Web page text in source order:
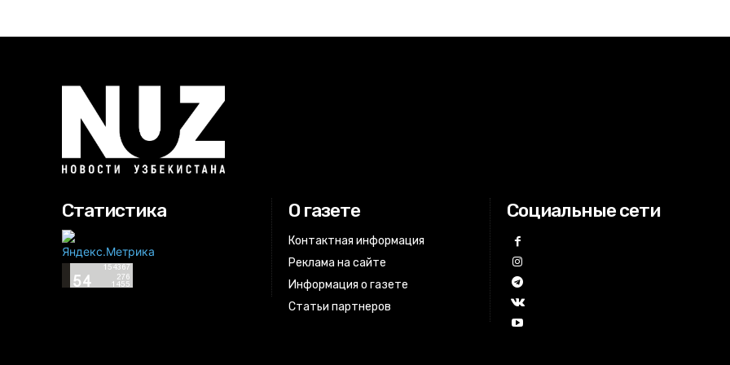
Статистика О газете
Контактная информация
Реклама на сайте
Информация о газете
Статьи партнеров
Социальные сети